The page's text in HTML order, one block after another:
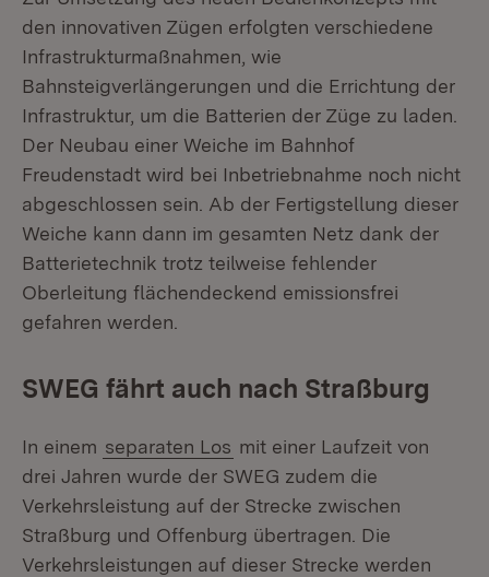
den innovativen Zügen erfolgten verschiedene
Infrastrukturmaßnahmen, wie
Bahnsteigverlängerungen und die Errichtung der
Infrastruktur, um die Batterien der Züge zu laden.
Der Neubau einer Weiche im Bahnhof
Freudenstadt wird bei Inbetriebnahme noch nicht
abgeschlossen sein. Ab der Fertigstellung dieser
Weiche kann dann im gesamten Netz dank der
Batterietechnik trotz teilweise fehlender
Oberleitung flächendeckend emissionsfrei
gefahren werden.
SWEG fährt auch nach Straßburg
In einem separaten Los mit einer Laufzeit von
drei Jahren wurde der SWEG zudem die
Verkehrsleistung auf der Strecke zwischen
Straßburg und Offenburg übertragen. Die
Verkehrsleistungen auf dieser Strecke werden